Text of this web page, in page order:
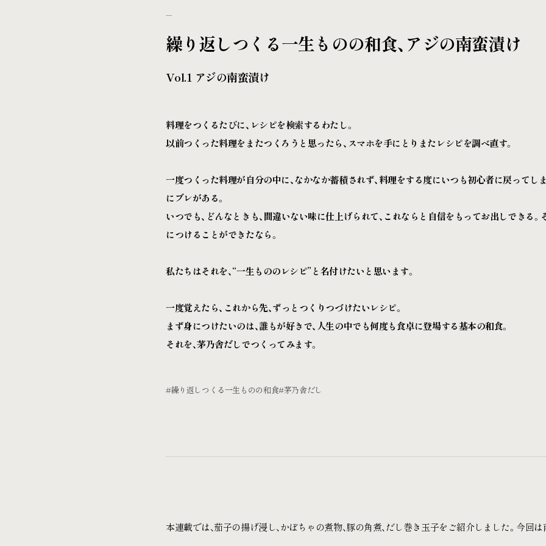
繰り返しつくる一生ものの和食、アジの南蛮漬け
Vol.1 アジの南蛮漬け
料理をつくるたびに、レシピを検索するわたし。
以前つくった料理をまたつくろうと思ったら、スマホを手にとりまたレシピを調べ直す。
一度つくった料理が自分の中に、なかなか蓄積されず、料理をする度にいつも初心者に戻ってし
にブレがある。
いつでも、どんなときも、間違いない味に仕上げられて、これならと自信をもってお出しできる
につけることができたなら。
私たちはそれを、“一生もののレシピ”と名付けたいと思います。
一度覚えたら、これから先、ずっとつくりつづけたいレシピ。
まず身につけたいのは、誰もが好きで、人生の中でも何度も食卓に登場する基本の和食。
それを、茅乃舎だしでつくってみます。
#繰り返しつくる一生ものの和食#茅乃舎だし
本連載では、茄子の揚げ浸し、かぼちゃの煮物、豚の角煮、だし巻き玉子をご紹介しました。今回は